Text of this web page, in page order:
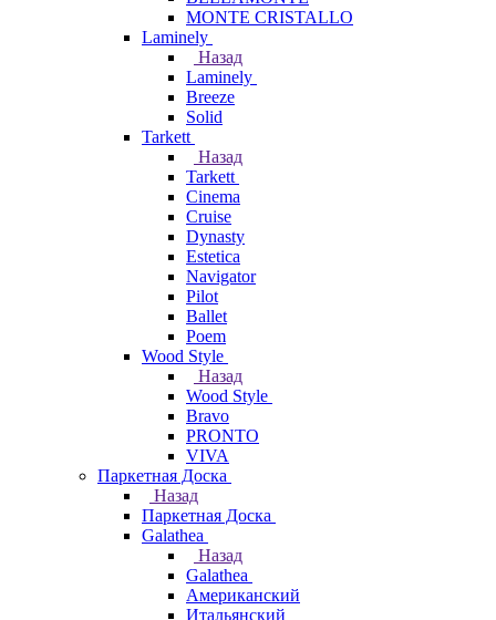
MONTE CRISTALLO
Laminely
Назад
Laminely
Breeze
Solid
Tarkett
Назад
Tarkett
Cinema
Cruise
Dynasty
Estetica
Navigator
Pilot
Ballet
Poem
Wood Style
Назад
Wood Style
Bravo
PRONTO
VIVA
Паркетная Доска
Назад
Паркетная Доска
Galathea
Назад
Galathea
Американский
Итальянский